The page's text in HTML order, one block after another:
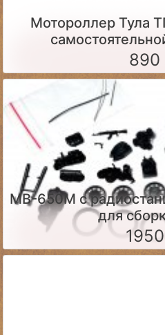
Мотороллер Тула
890
МВ-650М с
для